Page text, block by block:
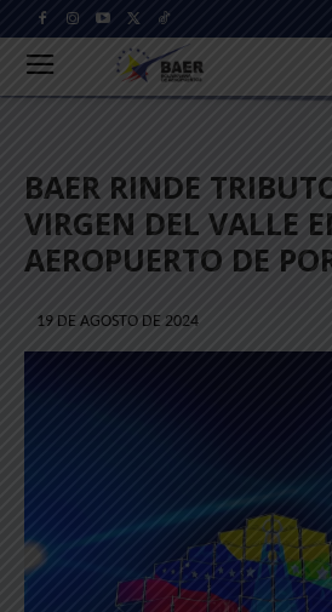
BAER RINDE
VIRGEN DEL VALLE
AEROPUERTO DE
19 DE AGOSTO DE 2024